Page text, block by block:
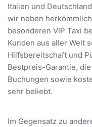
Italien und
wir neben
besonderen VIP Taxi
Kunden aus aller Welt
Hilfsbereitschaft und
Bestpreis-Garantie,
Buchungen sowie
sehr beliebt.
Im Gegensatz zu